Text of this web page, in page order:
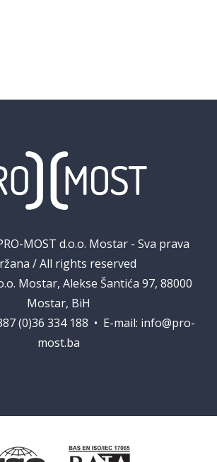
MOST d.o.o. Mostar - Sva prava
/ All rights reserved
Mostar, Alekse Šantića 97, 88000
Mostar, BiH
(0)36 334 188 • E-mail: info@pro-
most.ba